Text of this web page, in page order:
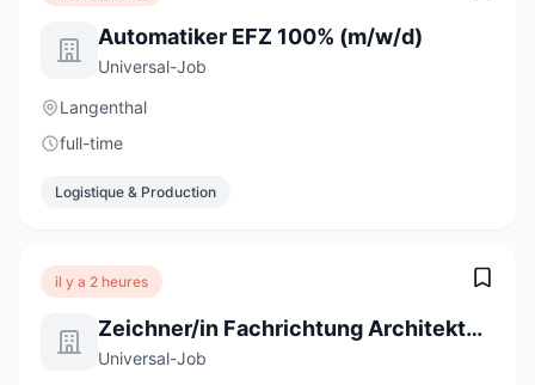
Automatiker EFZ 100% (m/w/d)
Universal-Job
Langenthal
full-time
Logistique & Production
il y a 2 heures
Zeichner/in Fachrichtung Architektur EFZ 100%
Universal-Job